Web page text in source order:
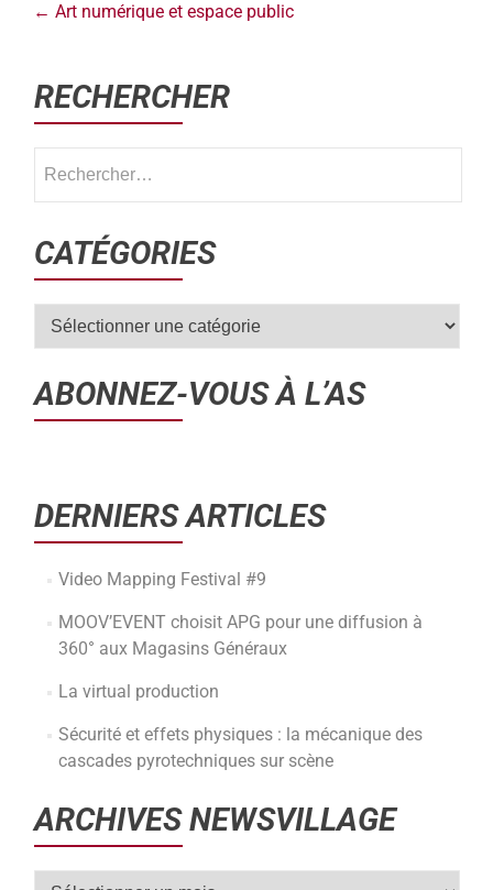
← Art numérique et espace public
RECHERCHER
CATÉGORIES
ABONNEZ-VOUS À L’AS
DERNIERS ARTICLES
Video Mapping Festival #9
MOOV’EVENT choisit APG pour une diffusion à
360° aux Magasins Généraux
La virtual production
Sécurité et effets physiques : la mécanique des
cascades pyrotechniques sur scène
ARCHIVES NEWSVILLAGE